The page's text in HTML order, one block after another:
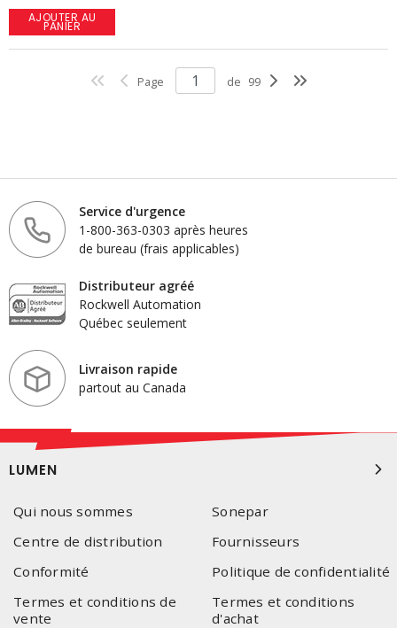
AJOUTER AU
PANIER
Page de 99
Service d'urgence
1-800-363-0303 après heures
de bureau (frais applicables)
Distributeur agréé
Rockwell Automation
Québec seulement
Livraison rapide
partout au Canada
LUMEN
Qui nous sommes
Sonepar
Centre de distribution
Fournisseurs
Conformité
Politique de confidentialité
Termes et conditions de
vente
Termes et conditions
d'achat